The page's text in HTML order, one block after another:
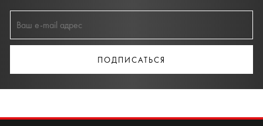
ПОДПИСАТЬСЯ